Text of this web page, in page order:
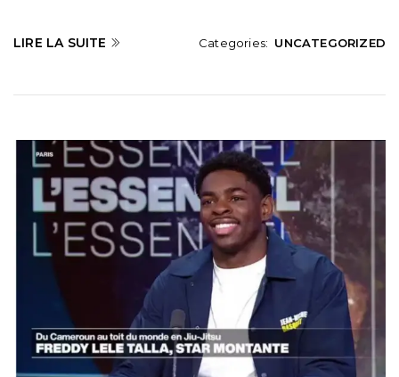
Categories: UNCATEGORIZED
LIRE LA SUITE